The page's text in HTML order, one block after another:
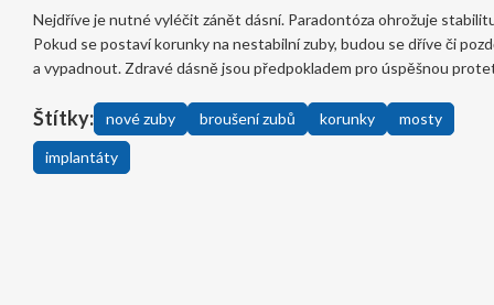
Nejdříve je nutné vyléčit zánět dásní. Paradontóza ohrožuje
Pokud se postaví korunky na nestabilní zuby, budou se dříve či
a vypadnout. Zdravé dásně jsou předpokladem pro úspěšnou
Štítky: nové zuby broušení zubů korunky mosty
implantáty